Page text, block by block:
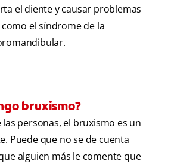
el diente y causar problemas
el síndrome de la
bruxismo?
personas, el bruxismo es un
Puede que no se de cuenta
alguien más le comente que